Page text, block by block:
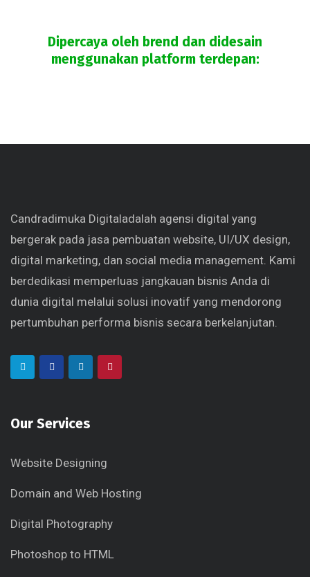
Dipercaya oleh brend dan didesain
menggunakan platform terdepan:
Candradimuka Digitaladalah agensi digital yang
bergerak pada jasa pembuatan website, UI/UX design,
digital marketing, dan social media management. Kami
berdedikasi memperluas jangkauan bisnis Anda di
dunia digital melalui solusi inovatif yang mendorong
pertumbuhan performa bisnis secara berkelanjutan.
Our Services
Website Designing
Domain and Web Hosting
Digital Photography
Photoshop to HTML